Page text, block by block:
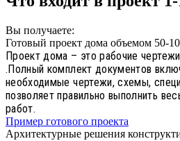
Вы получаете:
Готовый проект дома объемом 50-
Проект дома – это рабочие
.Полный комплект документов
необходимые чертежи, схемы,
позволяет правильно выполнить
работ.
Пример готового проекта
Архитектурные решения